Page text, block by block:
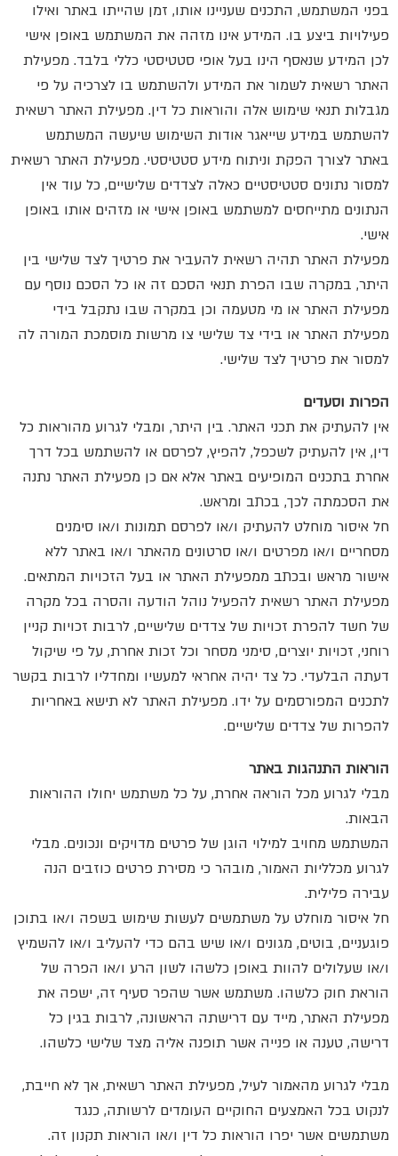
בפני המשתמש, התכנים שעניינו אותו, זמן שהייתו באתר ואילו
פעילויות ביצע בו. המידע אינו מזהה את המשתמש באופן אישי
לכן המידע שנאסף הינו בעל אופי סטטיסטי כללי בלבד. מפעילת
האתר רשאית לשמור את המידע ולהשתמש בו לצרכיה על פי
מגבלות תנאי שימוש אלה והוראות כל דין. מפעילת האתר רשאית
להשתמש במידע שייאגר אודות השימוש שיעשה המשתמש
באתר לצורך הפקת וניתוח מידע סטטיסטי. מפעילת האתר רשאית
למסור נתונים סטטיסטיים כאלה לצדדים שלישיים, כל עוד אין
הנתונים מתייחסים למשתמש באופן אישי או מזהים אותו באופן
אישי.
מפעילת האתר תהיה רשאית להעביר את פרטיך לצד שלישי בין
היתר, במקרה שבו הפרת תנאי הסכם זה או כל הסכם נוסף עם
מפעילת האתר או מי מטעמה וכן במקרה שבו נתקבל בידי
מפעילת האתר או בידי צד שלישי צו מרשות מוסמכת המורה לה
למסור את פרטיך לצד שלישי.
הפרות וסעדים
אין להעתיק את תכני האתר. בין היתר, ומבלי לגרוע מהוראות כל
דין, אין להעתיק לשכפל, להפיץ, לפרסם או להשתמש בכל דרך
אחרת בתכנים המופיעים באתר אלא אם כן מפעילת האתר נתנה
את הסכמתה לכך, בכתב ומראש.
חל איסור מוחלט להעתיק ו/או לפרסם תמונות ו/או סימנים
מסחריים ו/או מפרטים ו/או סרטונים מהאתר ו/או באתר ללא
אישור מראש ובכתב ממפעילת האתר או בעל הזכויות המתאים.
מפעילת האתר רשאית להפעיל נוהל הודעה והסרה בכל מקרה
של חשד להפרת זכויות של צדדים שלישיים, לרבות זכויות קניין
רוחני, זכויות יוצרים, סימני מסחר וכל זכות אחרת, על פי שיקול
דעתה הבלעדי. כל צד יהיה אחראי למעשיו ומחדליו לרבות בקשר
לתכנים המפורסמים על ידו. מפעילת האתר לא תישא באחריות
להפרות של צדדים שלישיים.
הוראות התנהגות באתר
מבלי לגרוע מכל הוראה אחרת, על כל משתמש יחולו ההוראות
הבאות.
המשתמש מחויב למילוי הוגן של פרטים מדויקים ונכונים. מבלי
לגרוע מכלליות האמור, מובהר כי מסירת פרטים כוזבים הנה
עבירה פלילית.
חל איסור מוחלט על משתמשים לעשות שימוש בשפה ו/או בתוכן
פוגעניים, בוטים, מגונים ו/או שיש בהם כדי להעליב ו/או להשמיץ
ו/או שעלולים להוות באופן כלשהו לשון הרע ו/או הפרה של
הוראת חוק כלשהו. משתמש אשר שהפר סעיף זה, ישפה את
מפעילת האתר, מייד עם דרישתה הראשונה, לרבות בגין כל
דרישה, טענה או פנייה אשר תופנה אליה מצד שלישי כלשהו.
מבלי לגרוע מהאמור לעיל, מפעילת האתר רשאית, אך לא חייבת,
לנקוט בכל האמצעים החוקיים העומדים לרשותה, כנגד
משתמשים אשר יפרו הוראות כל דין ו/או הוראות תקנון זה.